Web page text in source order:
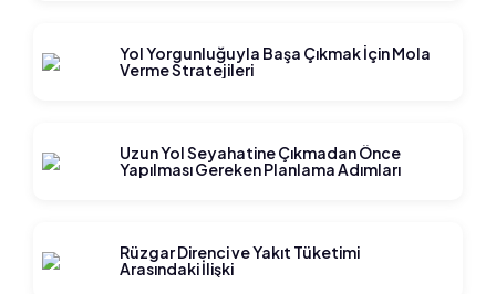
Yol Yorgunluğuyla Başa Çıkmak İçin Mola
Verme Stratejileri
Uzun Yol Seyahatine Çıkmadan Önce
Yapılması Gereken Planlama Adımları
Rüzgar Direnci ve Yakıt Tüketimi
Arasındaki İlişki